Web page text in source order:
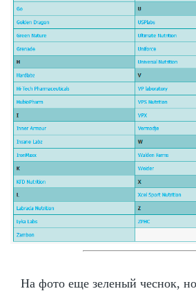
На фото еще зеленый чеснок,